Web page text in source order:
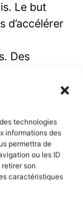
technologies
informations des
permettra de
ou les ID
son
caractéristiques
Le but
d’accélérer
Des
avant la fin
avec un